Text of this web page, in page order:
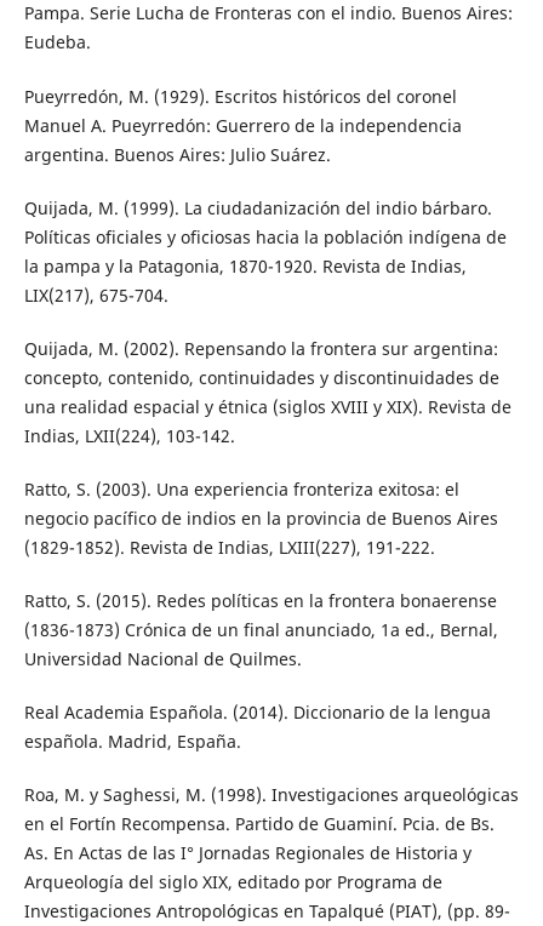
Pampa. Serie Lucha de Fronteras con el indio. Buenos Aires:
Eudeba.
Pueyrredón, M. (1929). Escritos históricos del coronel
Manuel A. Pueyrredón: Guerrero de la independencia
argentina. Buenos Aires: Julio Suárez.
Quijada, M. (1999). La ciudadanización del indio bárbaro.
Políticas oficiales y oficiosas hacia la población indígena de
la pampa y la Patagonia, 1870-1920. Revista de Indias,
LIX(217), 675-704.
Quijada, M. (2002). Repensando la frontera sur argentina:
concepto, contenido, continuidades y discontinuidades de
una realidad espacial y étnica (siglos XVIII y XIX). Revista de
Indias, LXII(224), 103-142.
Ratto, S. (2003). Una experiencia fronteriza exitosa: el
negocio pacífico de indios en la provincia de Buenos Aires
(1829-1852). Revista de Indias, LXIII(227), 191-222.
Ratto, S. (2015). Redes políticas en la frontera bonaerense
(1836-1873) Crónica de un final anunciado, 1a ed., Bernal,
Universidad Nacional de Quilmes.
Real Academia Española. (2014). Diccionario de la lengua
española. Madrid, España.
Roa, M. y Saghessi, M. (1998). Investigaciones arqueológicas
en el Fortín Recompensa. Partido de Guaminí. Pcia. de Bs.
As. En Actas de las I° Jornadas Regionales de Historia y
Arqueología del siglo XIX, editado por Programa de
Investigaciones Antropológicas en Tapalqué (PIAT), (pp. 89-